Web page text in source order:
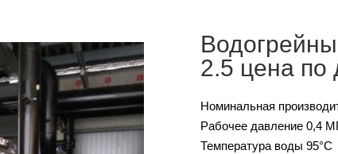
2.5 цена по
Номинальная
Рабочее давление 0,4
Температура воды 95°С